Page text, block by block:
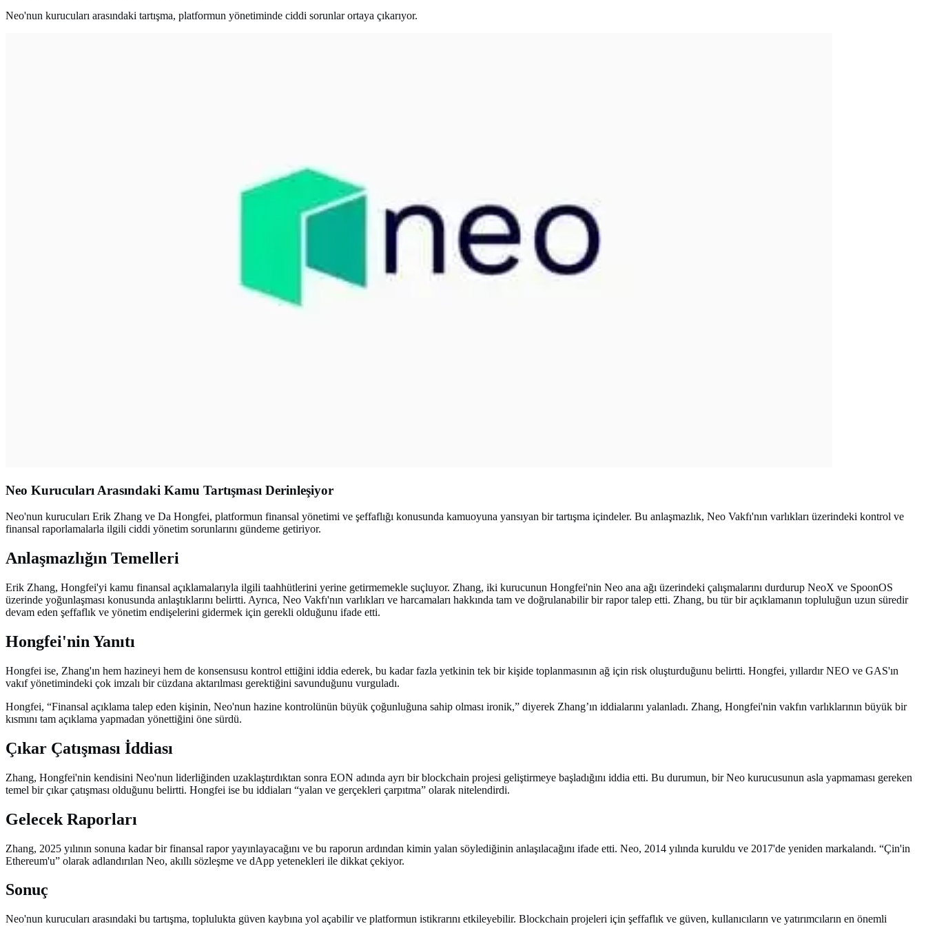
Neo'nun kurucuları arasındaki tartışma, platformun yönetiminde ciddi sorunlar ortaya çıkarıyor.
Neo Kurucuları Arasındaki Kamu Tartışması Derinleşiyor
Neo'nun kurucuları Erik Zhang ve Da Hongfei, platformun finansal yönetimi ve şeffaflığı konusunda kamuoyuna yansıyan bir tartışma içindeler. Bu anlaşmazlık, Neo Vakfı'nın varlıkları üzerindeki kontrol ve
finansal raporlamalarla ilgili ciddi yönetim sorunlarını gündeme getiriyor.
Anlaşmazlığın Temelleri
Erik Zhang, Hongfei'yi kamu finansal açıklamalarıyla ilgili taahhütlerini yerine getirmemekle suçluyor. Zhang, iki kurucunun Hongfei'nin Neo ana ağı üzerindeki çalışmalarını durdurup NeoX ve SpoonOS
üzerinde yoğunlaşması konusunda anlaştıklarını belirtti. Ayrıca, Neo Vakfı'nın varlıkları ve harcamaları hakkında tam ve doğrulanabilir bir rapor talep etti. Zhang, bu tür bir açıklamanın topluluğun uzun süredir
devam eden şeffaflık ve yönetim endişelerini gidermek için gerekli olduğunu ifade etti.
Hongfei'nin Yanıtı
Hongfei ise, Zhang'ın hem hazineyi hem de konsensusu kontrol ettiğini iddia ederek, bu kadar fazla yetkinin tek bir kişide toplanmasının ağ için risk oluşturduğunu belirtti. Hongfei, yıllardır NEO ve GAS'ın
vakıf yönetimindeki çok imzalı bir cüzdana aktarılması gerektiğini savunduğunu vurguladı.
Hongfei, “Finansal açıklama talep eden kişinin, Neo'nun hazine kontrolünün büyük çoğunluğuna sahip olması ironik,” diyerek Zhang’ın iddialarını yalanladı. Zhang, Hongfei'nin vakfın varlıklarının büyük bir
kısmını tam açıklama yapmadan yönettiğini öne sürdü.
Çıkar Çatışması İddiası
Zhang, Hongfei'nin kendisini Neo'nun liderliğinden uzaklaştırdıktan sonra EON adında ayrı bir blockchain projesi geliştirmeye başladığını iddia etti. Bu durumun, bir Neo kurucusunun asla yapmaması gereken
temel bir çıkar çatışması olduğunu belirtti. Hongfei ise bu iddiaları “yalan ve gerçekleri çarpıtma” olarak nitelendirdi.
Gelecek Raporları
Zhang, 2025 yılının sonuna kadar bir finansal rapor yayınlayacağını ve bu raporun ardından kimin yalan söylediğinin anlaşılacağını ifade etti. Neo, 2014 yılında kuruldu ve 2017'de yeniden markalandı. “Çin'in
Ethereum'u” olarak adlandırılan Neo, akıllı sözleşme ve dApp yetenekleri ile dikkat çekiyor.
Sonuç
Neo'nun kurucuları arasındaki bu tartışma, toplulukta güven kaybına yol açabilir ve platformun istikrarını etkileyebilir. Blockchain projeleri için şeffaflık ve güven, kullanıcıların ve yatırımcıların en önemli